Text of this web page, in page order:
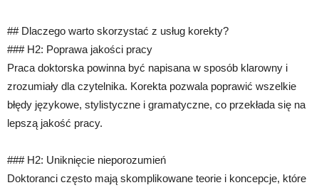
## Dlaczego warto skorzystać z usług korekty?
### H2: Poprawa jakości pracy
Praca doktorska powinna być napisana w sposób klarowny i
zrozumiały dla czytelnika. Korekta pozwala poprawić wszelkie
błędy językowe, stylistyczne i gramatyczne, co przekłada się na
lepszą jakość pracy.
### H2: Uniknięcie nieporozumień
Doktoranci często mają skomplikowane teorie i koncepcje, które